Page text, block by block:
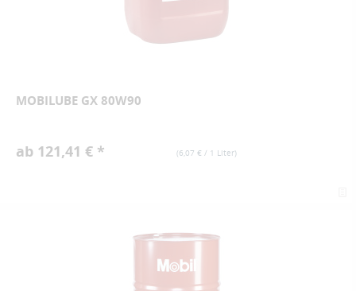
MOBILUBE GX 80W90
(6,07 € / 1 Liter)
ab 121,41 € *